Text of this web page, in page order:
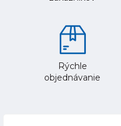
Rýchle
objednávanie